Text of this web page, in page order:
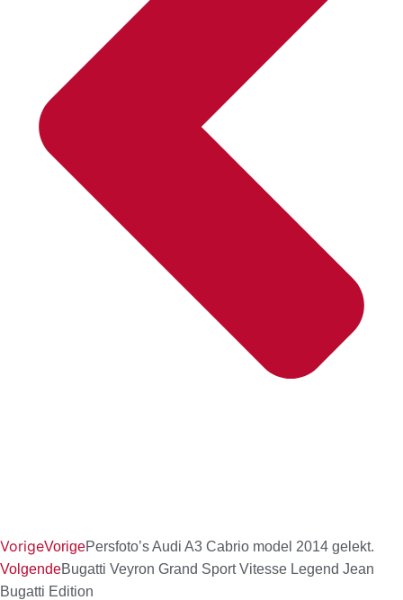
VorigeVorigePersfoto’s Audi A3 Cabrio model 2014 gelekt.
VolgendeBugatti Veyron Grand Sport Vitesse Legend Jean
Bugatti Edition